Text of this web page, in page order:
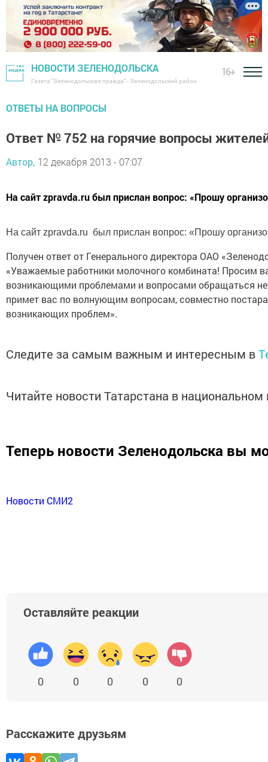
НОВОСТИ ЗЕЛЕНОДОЛЬСКА
Газета "Зеленодольская правда" - Зеленодольский район
16+
ОТВЕТЫ НА ВОПРОСЫ
Ответ № 752 на горячие вопросы
Автор, 12 декабря 2013 - 07:07
На сайт zpravda.ru был прислан вопрос: «Прошу
На сайт zpravda.ru  был прислан вопрос: «Прошу
Получен ответ от Генерального директора ОАО
«Уважаемые работники молочного комбината! Просим
возникающими проблемами и вопросами обращаться
примет вас по волнующим вопросам, совместно
возникающих проблем».
Следите за самым важным и интересным в
Читайте новости Татарстана в
Теперь новости Зеленодольска вы
Новости СМИ2
Оставляйте реакции
0 0 0 0 0
Расскажите друзьям